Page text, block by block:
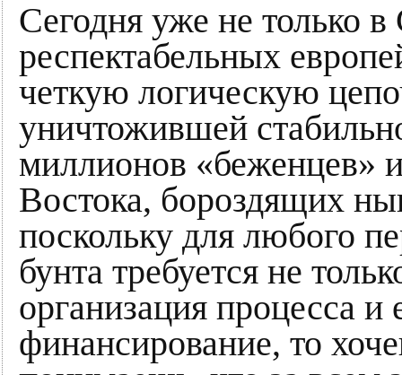
Сегодня уже не только
респектабельных
четкую логическую
уничтожившей
миллионов «беженцев»
Востока, бороздящих
поскольку для любого
бунта требуется не
организация процесса и
финансирование, то